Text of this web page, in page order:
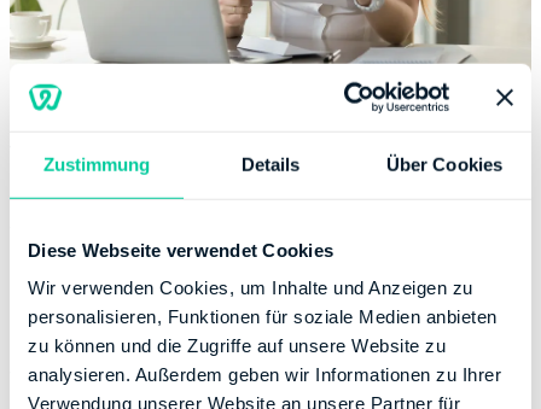
Zustimmung Details Über Cookies
Diese Webseite verwendet Cookies
Wir verwenden Cookies, um Inhalte und Anzeigen zu
personalisieren, Funktionen für soziale Medien anbieten
zu können und die Zugriffe auf unsere Website zu
analysieren. Außerdem geben wir Informationen zu Ihrer
Verwendung unserer Website an unsere Partner für
Vollziehung
Grundlage für die Aussetzung der Vollziehung ist die
ein Verwaltungsakt, wenn es sich um einen
Steuerbescheid oder einen Vorauszahlungsbescheid
handelt. Leistungsgebote und der Widerruf einer
Stundung sind ebenso vollziehbar. An einer
Vollziehbarkeit mangelt es Steuerbescheiden über 0 €